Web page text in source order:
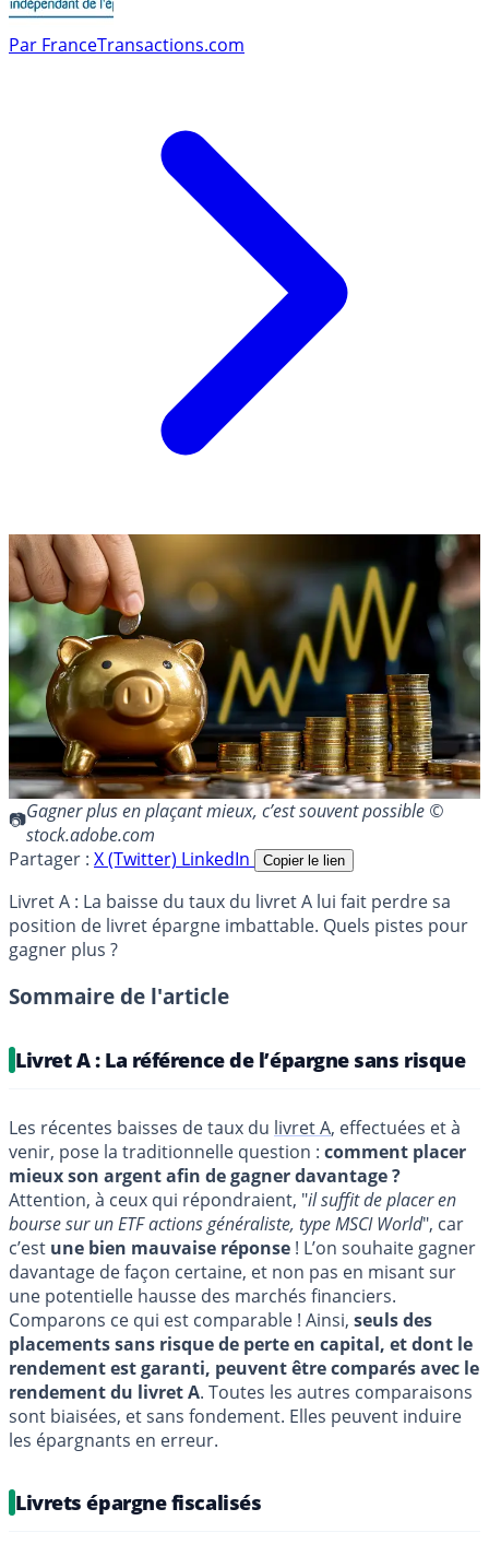
Par FranceTransactions.com
Gagner plus en plaçant mieux, c’est souvent possible ©
stock.adobe.com
Partager : X (Twitter) LinkedIn Copier le lien
Livret A : La baisse du taux du livret A lui fait perdre sa
position de livret épargne imbattable. Quels pistes pour
gagner plus ?
Sommaire de l'article
Livret A : La référence de l’épargne sans risque
Les récentes baisses de taux du livret A, effectuées et à
venir, pose la traditionnelle question : comment placer
mieux son argent afin de gagner davantage ?
Attention, à ceux qui répondraient, "il suffit de placer en
bourse sur un ETF actions généraliste, type MSCI World", car
c’est une bien mauvaise réponse ! L’on souhaite gagner
davantage de façon certaine, et non pas en misant sur
une potentielle hausse des marchés financiers.
Comparons ce qui est comparable ! Ainsi, seuls des
placements sans risque de perte en capital, et dont le
rendement est garanti, peuvent être comparés avec le
rendement du livret A. Toutes les autres comparaisons
sont biaisées, et sans fondement. Elles peuvent induire
les épargnants en erreur.
Livrets épargne fiscalisés